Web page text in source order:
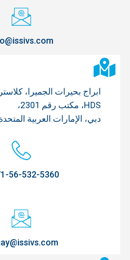
ابراج بحيرات الجميرا،
HDS، مكتب رقم 2301،
دبي، الإمارات العربية
56-532-5360 +